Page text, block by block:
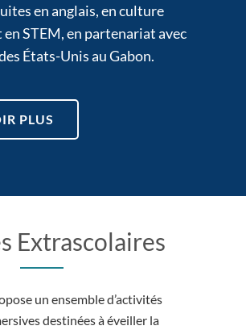
en anglais, en culture
STEM, en partenariat avec
États-Unis au Gabon.
PLUS
Extrascolaires
un ensemble d’activités
destinées à éveiller la